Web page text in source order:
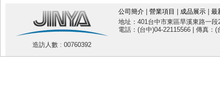
造訪人數 : 00760392
公司簡介 營業項目 成品展示
最
地址：401台中市東區旱溪東路一
電話：(台中)04-22115566 | 傳真：(